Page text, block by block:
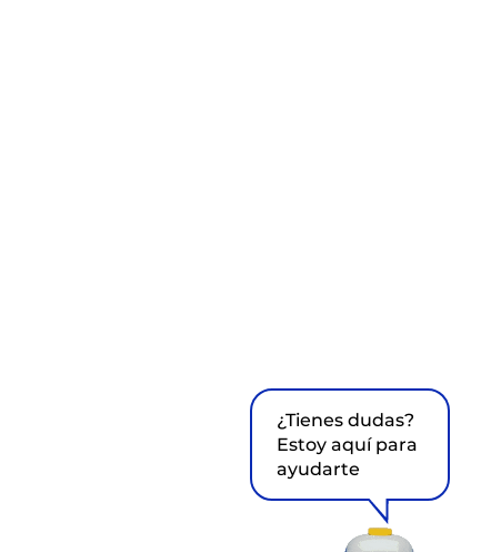
¿Tienes dudas?
Estoy aquí para
ayudarte